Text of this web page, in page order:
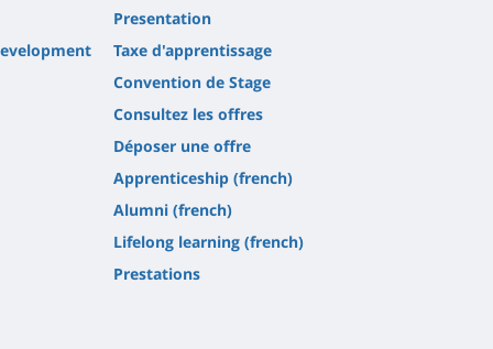
Presentation
Taxe d'apprentissage
Convention de Stage
Consultez les offres
Déposer une offre
Apprenticeship (french)
Alumni (french)
Lifelong learning (french)
Prestations